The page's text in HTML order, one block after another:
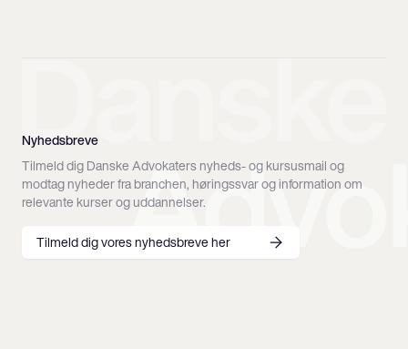
Nyhedsbreve
Tilmeld dig Danske Advokaters nyheds- og kursusmail og
modtag nyheder fra branchen, høringssvar og information om
relevante kurser og uddannelser.
Tilmeld dig vores nyhedsbreve her